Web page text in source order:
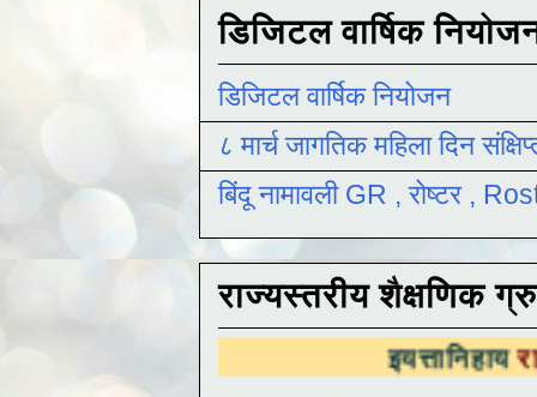
डिजिटल वार्षिक
डिजिटल वार्षिक नियोजन
८ मार्च जागतिक महिला दिन
बिंदू नामावली GR , रोष्टर ,
राज्यस्तरीय शैक्षणिक
राज्यस्तरीय